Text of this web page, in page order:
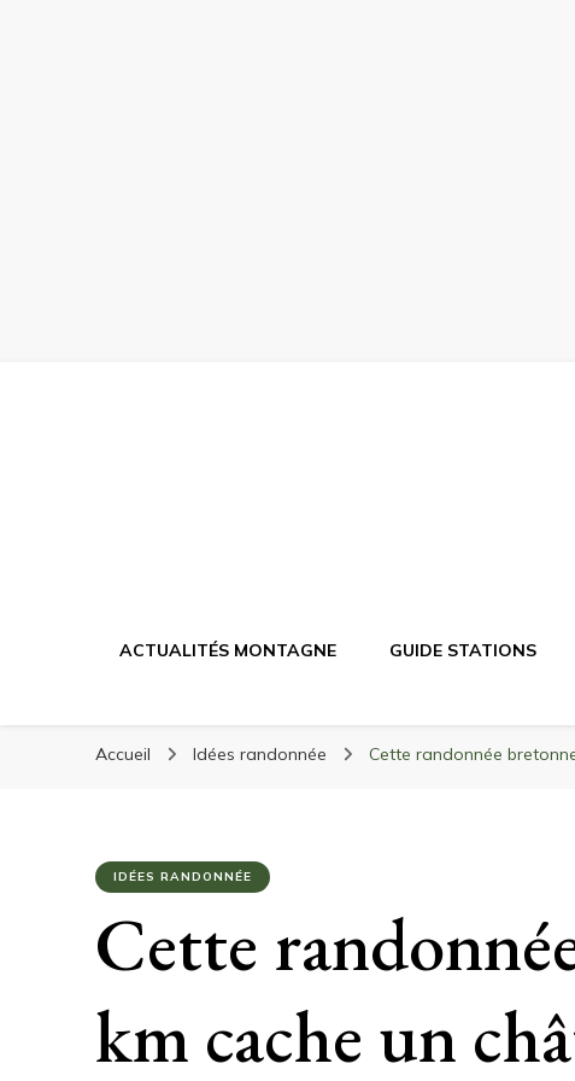
Randonnée
ACTUALITÉS MONTAGNE GUIDE STATIONS
Accueil Idées randonnée Cette randonnée
IDÉES RANDONNÉE
Cette
km cache un